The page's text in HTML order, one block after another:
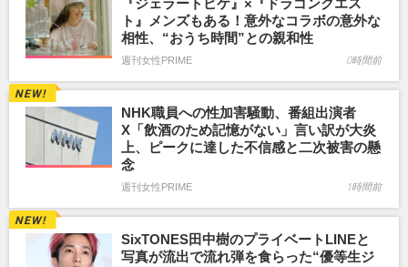
『ジェラートピケ』×『ドラゴンクエス
ト』メンズもある！意外なコラボの意外な
相性、“おうち時間”との親和性
週刊女性PRIME 0時間前
NHK職員への性加害騒動、番組出演者
X「飲酒のため記憶がない」言い訳が大炎
上、ピークに達した不信感と二次被害の懸
念
週刊女性PRIME 1時間前
SixTONES田中樹のプライベートLINEと
写真が流出で流れ弾を食らった“優等生ジ